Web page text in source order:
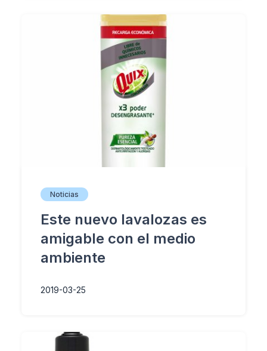
Noticias
Este nuevo lavalozas es
amigable con el medio
ambiente
2019-03-25